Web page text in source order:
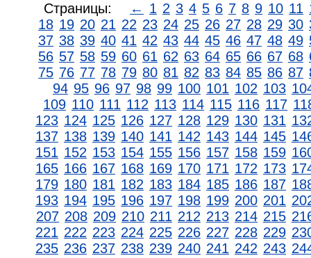
Страницы: ← 1 2 3 4 5 6 7 8 9 10 11
18 19 20 21 22 23 24 25 26 27 28 29 30
37 38 39 40 41 42 43 44 45 46 47 48 49
56 57 58 59 60 61 62 63 64 65 66 67 68
75 76 77 78 79 80 81 82 83 84 85 86 87
94 95 96 97 98 99 100 101 102 103
109 110 111 112 113 114 115 116 117
123 124 125 126 127 128 129 130 131
137 138 139 140 141 142 143 144 145
151 152 153 154 155 156 157 158 159
165 166 167 168 169 170 171 172 173
179 180 181 182 183 184 185 186 187
193 194 195 196 197 198 199 200 201
207 208 209 210 211 212 213 214 215
221 222 223 224 225 226 227 228 229
235 236 237 238 239 240 241 242 243